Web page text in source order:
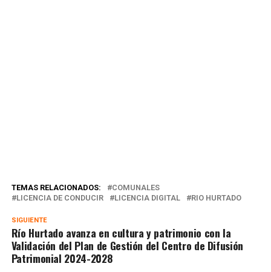
TEMAS RELACIONADOS:
COMUNALES
LICENCIA DE CONDUCIR
LICENCIA DIGITAL RIO HURTADO
SIGUIENTE
Río Hurtado avanza en cultura y patrimonio con la
Validación del Plan de Gestión del Centro de Difusión
Patrimonial 2024-2028